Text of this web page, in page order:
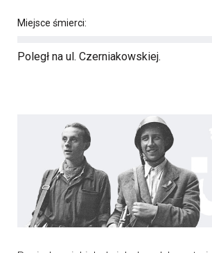
Miejsce śmierci:
Poległ na ul. Czerniakowskiej.